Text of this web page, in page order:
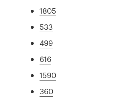
1805
533
499
616
1590
360